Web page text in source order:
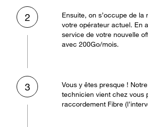
2
Ensuite, on s’occupe de la
votre opérateur actuel. En
service de votre nouvelle
avec 200Go/mois.
3
Vous y êtes presque !
technicien vient chez vous
raccordement Fibre